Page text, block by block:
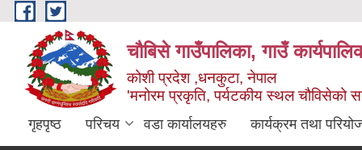
Skip to main content
चौबिसे गाउँपालिका, गाउँ
कोशी प्रदेश ,धनकुटा, नेपाल
'मनोरम प्रकृति, पर्यटकीय स्थल चौविसेको
गृहपृष्ठ परिचय वडा कार्यालयहरु कार्यक्रम तथा